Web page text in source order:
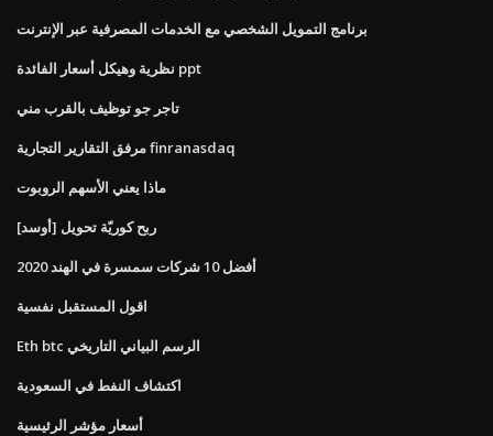
برنامج التمويل الشخصي مع الخدمات المصرفية عبر الإنترنت
نظرية وهيكل أسعار الفائدة ppt
تاجر جو توظيف بالقرب مني
مرفق التقارير التجارية finranasdaq
ماذا يعني الأسهم الروبوت
[أوسد] ربح كوريّة تحويل
أفضل 10 شركات سمسرة في الهند 2020
اقول المستقبل نفسية
Eth btc الرسم البياني التاريخي
اكتشاف النفط في السعودية
أسعار مؤشر الرئيسية